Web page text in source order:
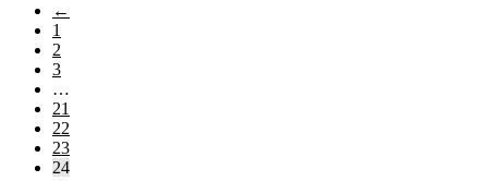
Материал
Производитель
Коллекция
←
1
2
3
…
21
22
23
24